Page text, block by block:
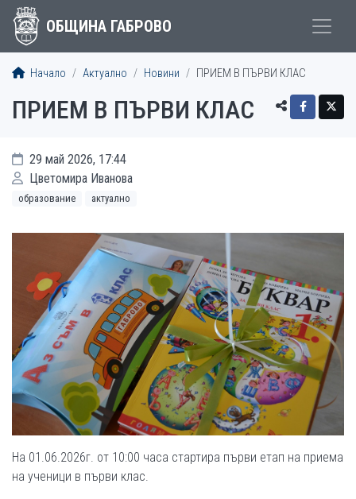
ОБЩИНА ГАБРОВО
Начало Актуално Новини ПРИЕМ В ПЪРВИ КЛАС
ПРИЕМ В ПЪРВИ КЛАС
29 май 2026, 17:44
Цветомира Иванова
образование актуално
На 01.06.2026г. от 10:00 часа стартира първи етап на приема
на ученици в първи клас.